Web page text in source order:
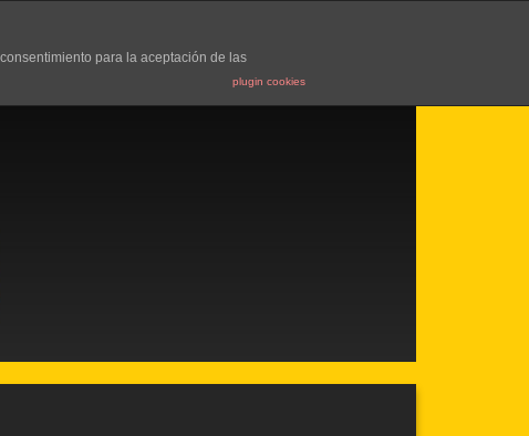
para la aceptación de las
plugin cookies